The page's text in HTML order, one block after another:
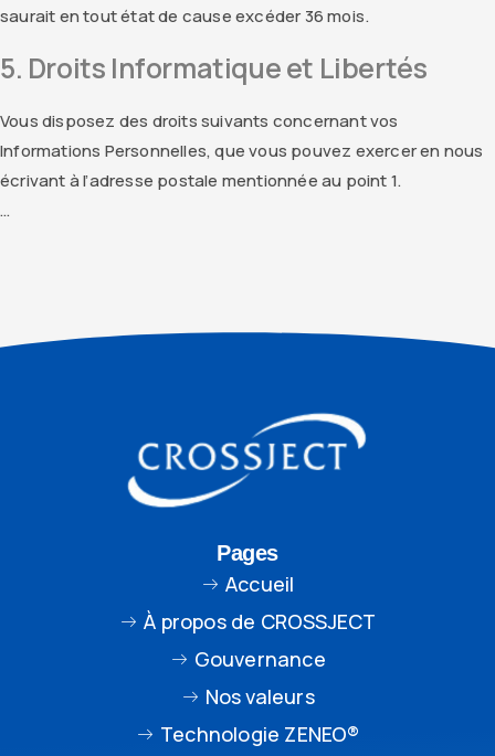
saurait en tout état de cause excéder 36 mois.
5. Droits Informatique et Libertés
Vous disposez des droits suivants concernant vos
Informations Personnelles, que vous pouvez exercer en nous
écrivant à l’adresse postale mentionnée au point 1.
…
Pages
Accueil
À propos de CROSSJECT
Gouvernance
Nos valeurs
Technologie ZENEO®